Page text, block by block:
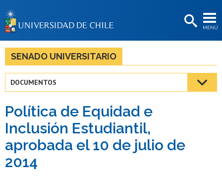
MENÚ
BIBLIOTECAS
LA UNIVERSIDAD
Estudiantes
Académicas/os
Funcionarias/os
Egresadas/os
SENADO UNIVERSITARIO
DOCUMENTOS
Política de Equidad e
Inclusión Estudiantil,
aprobada el 10 de julio de
2014